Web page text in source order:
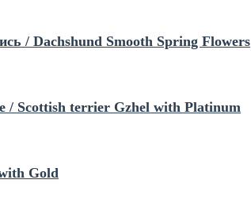
/ Dachshund Smooth Spring Flowers
/ Scottish terrier Gzhel with Platinum
Gold